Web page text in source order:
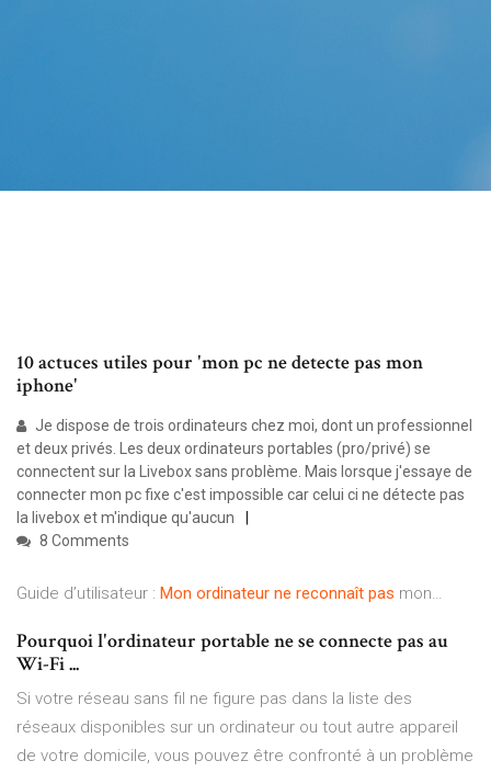
10 actuces utiles pour 'mon pc ne detecte pas mon
iphone'
Je dispose de trois ordinateurs chez moi, dont un professionnel
et deux privés. Les deux ordinateurs portables (pro/privé) se
connectent sur la Livebox sans problème. Mais lorsque j'essaye de
connecter mon pc fixe c'est impossible car celui ci ne détecte pas
la livebox et m'indique qu'aucun
8 Comments
Guide d’utilisateur : Mon ordinateur ne reconnaît pas mon…
Pourquoi l'ordinateur portable ne se connecte pas au
Wi-Fi ...
Si votre réseau sans fil ne figure pas dans la liste des
réseaux disponibles sur un ordinateur ou tout autre appareil
de votre domicile, vous pouvez être confronté à un problème